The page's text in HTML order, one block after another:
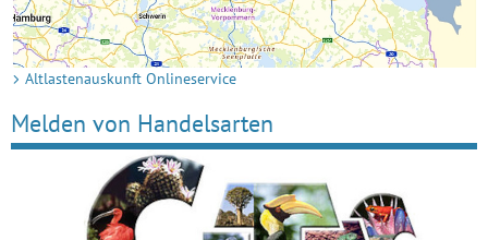
Altlastenauskunft Onlineservice
Melden von Handelsarten